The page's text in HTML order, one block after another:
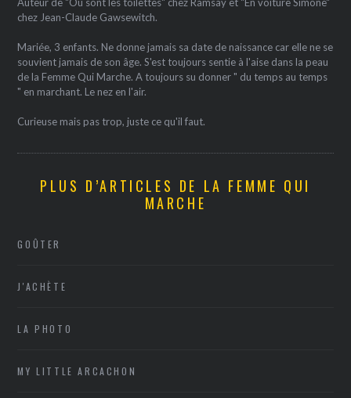
Auteur de "Où sont les toilettes" chez Ramsay et "En voiture Simone"
chez Jean-Claude Gawsewitch.
Mariée, 3 enfants. Ne donne jamais sa date de naissance car elle ne se
souvient jamais de son âge. S'est toujours sentie à l'aise dans la peau
de la Femme Qui Marche. A toujours su donner " du temps au temps
" en marchant. Le nez en l'air.
Curieuse mais pas trop, juste ce qu'il faut.
PLUS D’ARTICLES DE LA FEMME QUI
MARCHE
GOÛTER
J'ACHÈTE
LA PHOTO
MY LITTLE ARCACHON